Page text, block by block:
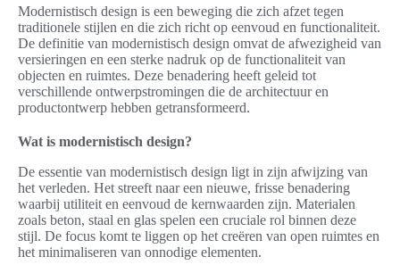
Modernistisch design is een beweging die zich afzet tegen
traditionele stijlen en die zich richt op eenvoud en functionaliteit.
De definitie van modernistisch design omvat de afwezigheid van
versieringen en een sterke nadruk op de functionaliteit van
objecten en ruimtes. Deze benadering heeft geleid tot
verschillende ontwerpstromingen die de architectuur en
productontwerp hebben getransformeerd.
Wat is modernistisch design?
De essentie van modernistisch design ligt in zijn afwijzing van
het verleden. Het streeft naar een nieuwe, frisse benadering
waarbij utiliteit en eenvoud de kernwaarden zijn. Materialen
zoals beton, staal en glas spelen een cruciale rol binnen deze
stijl. De focus komt te liggen op het creëren van open ruimtes en
het minimaliseren van onnodige elementen.